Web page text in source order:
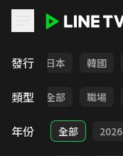
發行
台灣 日本 韓國
類型 全部 職場
年份 全部 2026